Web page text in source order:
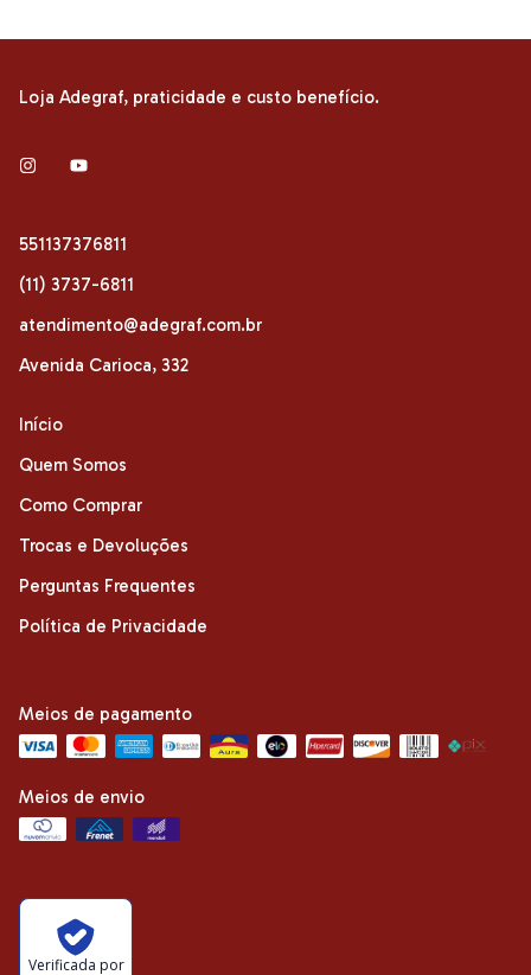
Loja Adegraf, praticidade e custo benefício.
551137376811
(11) 3737-6811
atendimento@adegraf.com.br
Avenida Carioca, 332
Início
Quem Somos
Como Comprar
Trocas e Devoluções
Perguntas Frequentes
Política de Privacidade
Meios de pagamento
Meios de envio
Verificada por